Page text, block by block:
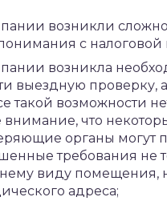
возникли
с
возникла
выездную проверку,
такой возможности
внимание, что
органы могут
требования не
виду помещения,
адреса;